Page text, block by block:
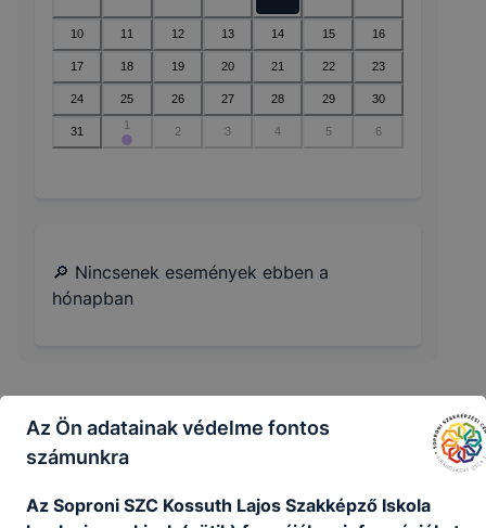
10 11 12 13 14 15 16
17 18 19 20 21 22 23
24 25 26 27 28 29 30
31 1 2 3 4 5 6
🔎 Nincsenek események ebben a
hónapban
Az Ön adatainak védelme fontos
számunkra
Az Soproni SZC Kossuth Lajos Szakképző Iskola